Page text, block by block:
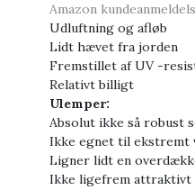
Amazon
Udluftning og afløb
Lidt hævet fra jorden
Fremstillet af UV -
Relativt billigt
Ulemper:
Absolut ikke så robust
Ikke egnet til ekstremt
Ligner lidt en
Ikke ligefrem attraktivt